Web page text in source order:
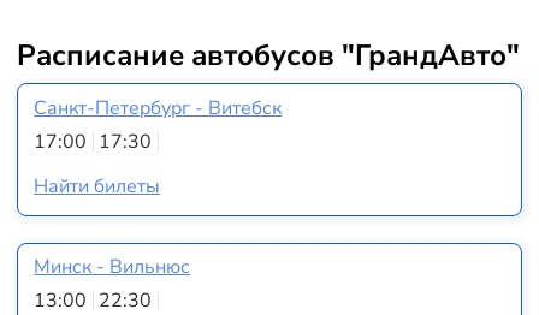
Расписание автобусов "ГрандАвто"
Санкт-Петербург - Витебск
17:00 17:30
Найти билеты
Минск - Вильнюс
13:00 22:30